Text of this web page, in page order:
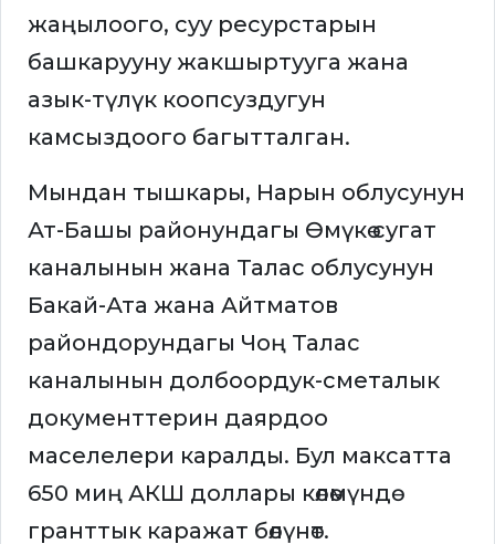
жаңылоого, суу ресурстарын
башкарууну жакшыртууга жана
азык-түлүк коопсуздугун
камсыздоого багытталган.
Мындан тышкары, Нарын облусунун
Ат-Башы районундагы Өмүкө сугат
каналынын жана Талас облусунун
Бакай-Ата жана Айтматов
райондорундагы Чоң Талас
каналынын долбоордук-сметалык
документтерин даярдоо
маселелери каралды. Бул максатта
650 миң АКШ доллары көлөмүндө
гранттык каражат бөлүнөт.